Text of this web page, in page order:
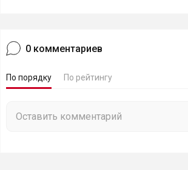
0 комментариев
По порядку По рейтингу